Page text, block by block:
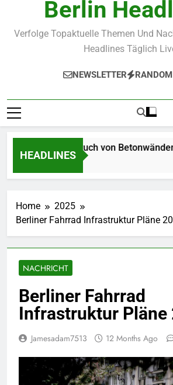
Berlin
Verfolge Topaktuelle Themen Und
Headlines Täglich
NEWSLETTER
HEADLINES
Wie der Abbruch von Betonwänden
3 Weeks Ago
Home
2025
Berliner Fahrrad Infrastruktur Pläne
NACHRICHT
Berliner Fahrrad
Infrastruktur Pläne
Jamesadam7513 12 Months Ago